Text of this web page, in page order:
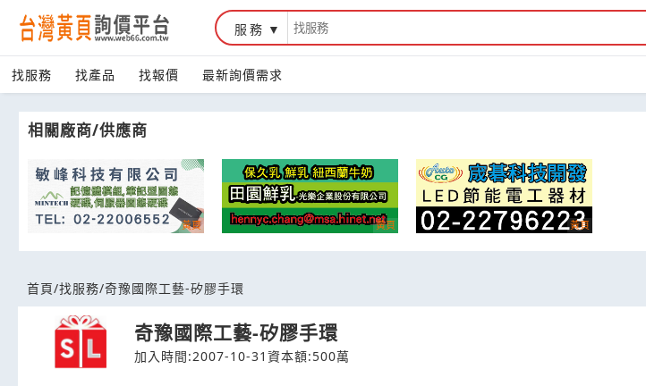
台灣黃頁詢價平台
服務
找服務 找產品 找報價 最新詢價需求
相關廠商/供應商
首頁/找服務/奇豫國際工藝-矽膠手環
奇豫國際工藝-矽膠手環
加入時間:2007-10-31 資本額:500萬